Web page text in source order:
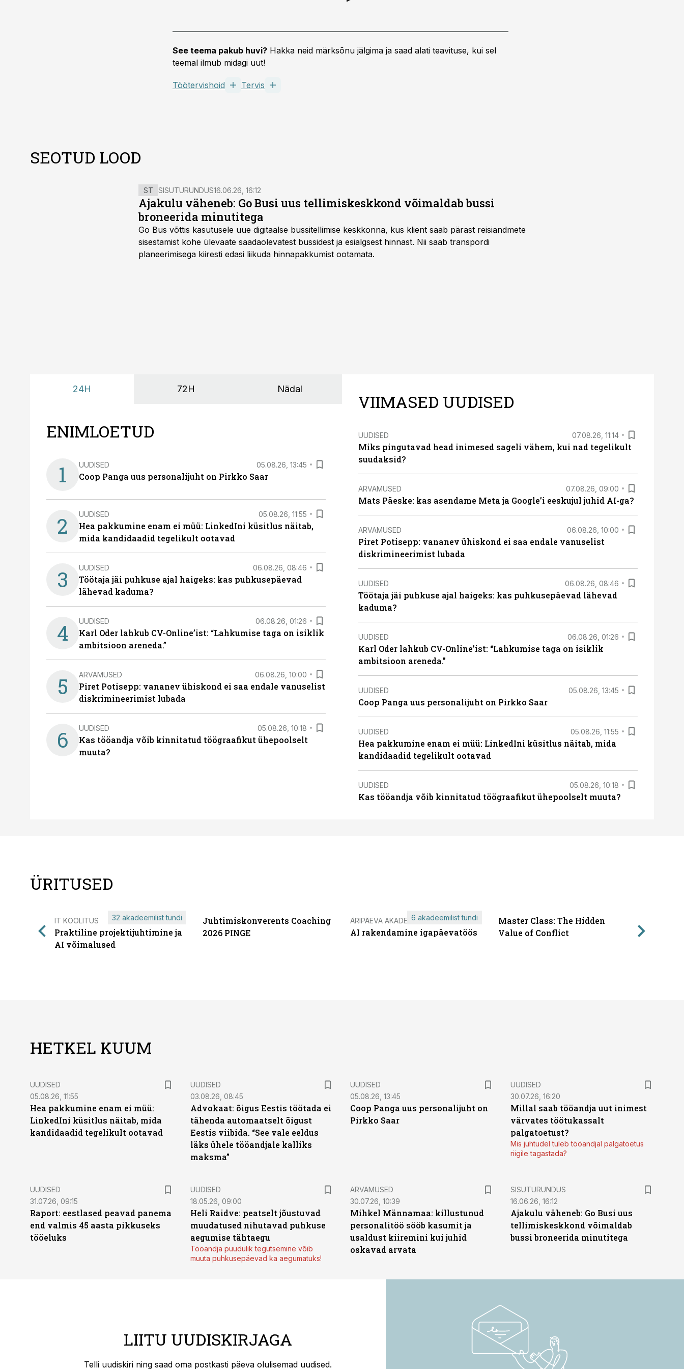
See teema pakub huvi? Hakka neid märksõnu jälgima ja saad alati teavituse, kui sel
teemal ilmub midagi uut!
Töötervishoid Tervis
SEOTUD LOOD
ST SISUTURUNDUS16.06.26, 16:12
Ajakulu väheneb: Go Busi uus tellimiskeskkond võimaldab bussi
broneerida minutitega
Go Bus võttis kasutusele uue digitaalse bussitellimise keskkonna, kus klient saab pärast reisiandmete
sisestamist kohe ülevaate saadaolevatest bussidest ja esialgsest hinnast. Nii saab transpordi
planeerimisega kiiresti edasi liikuda hinnapakkumist ootamata.
24H 72H Nädal
ENIMLOETUD
1 UUDISED 05.08.26, 13:45
Coop Panga uus personalijuht on Pirkko Saar
2 UUDISED 05.08.26, 11:55
Hea pakkumine enam ei müü: LinkedIni küsitlus näitab,
mida kandidaadid tegelikult ootavad
3 UUDISED 06.08.26, 08:46
Töötaja jäi puhkuse ajal haigeks: kas puhkusepäevad
lähevad kaduma?
4 UUDISED 06.08.26, 01:26
Karl Oder lahkub CV-Online’ist: “Lahkumise taga on isiklik
ambitsioon areneda.”
5 ARVAMUSED 06.08.26, 10:00
Piret Potisepp: vananev ühiskond ei saa endale vanuselist
diskrimineerimist lubada
6 UUDISED 05.08.26, 10:18
Kas tööandja võib kinnitatud töögraafikut ühepoolselt
muuta?
VIIMASED UUDISED
UUDISED 07.08.26, 11:14
Miks pingutavad head inimesed sageli vähem, kui nad tegelikult
suudaksid?
ARVAMUSED 07.08.26, 09:00
Mats Päeske: kas asendame Meta ja Google’i eeskujul juhid AI-ga?
ARVAMUSED 06.08.26, 10:00
Piret Potisepp: vananev ühiskond ei saa endale vanuselist
diskrimineerimist lubada
UUDISED 06.08.26, 08:46
Töötaja jäi puhkuse ajal haigeks: kas puhkusepäevad lähevad
kaduma?
UUDISED 06.08.26, 01:26
Karl Oder lahkub CV-Online’ist: “Lahkumise taga on isiklik
ambitsioon areneda.”
UUDISED 05.08.26, 13:45
Coop Panga uus personalijuht on Pirkko Saar
UUDISED 05.08.26, 11:55
Hea pakkumine enam ei müü: LinkedIni küsitlus näitab, mida
kandidaadid tegelikult ootavad
UUDISED 05.08.26, 10:18
Kas tööandja võib kinnitatud töögraafikut ühepoolselt muuta?
ÜRITUSED
IT KOOLITUS
Praktiline projektijuhtimine ja
AI võimalused
32 akadeemilist tundi
Juhtimiskonverents Coaching
2026 PINGE
ÄRIPÄEVA AKADEEMIA
AI rakendamine igapäevatöös
6 akadeemilist tundi
Master Class: The Hidden
Value of Conflict
HETKEL KUUM
UUDISED
05.08.26, 11:55
Hea pakkumine enam ei müü:
LinkedIni küsitlus näitab, mida
kandidaadid tegelikult ootavad
UUDISED
03.08.26, 08:45
Advokaat: õigus Eestis töötada ei
tähenda automaatselt õigust
Eestis viibida. “See vale eeldus
läks ühele tööandjale kalliks
maksma”
UUDISED
05.08.26, 13:45
Coop Panga uus personalijuht on
Pirkko Saar
UUDISED
30.07.26, 16:20
Millal saab tööandja uut inimest
värvates töötukassalt
palgatoetust?
Mis juhtudel tuleb tööandjal palgatoetus
riigile tagastada?
UUDISED
31.07.26, 09:15
Raport: eestlased peavad panema
end valmis 45 aasta pikkuseks
tööeluks
UUDISED
18.05.26, 09:00
Heli Raidve: peatselt jõustuvad
muudatused nihutavad puhkuse
aegumise tähtaegu
Tööandja puudulik tegutsemine võib
muuta puhkusepäevad ka aegumatuks!
ARVAMUSED
30.07.26, 10:39
Mihkel Männamaa: killustunud
personalitöö sööb kasumit ja
usaldust kiiremini kui juhid
oskavad arvata
ST
SISUTURUNDUS
16.06.26, 16:12
Ajakulu väheneb: Go Busi uus
tellimiskeskkond võimaldab
bussi broneerida minutitega
LIITU UUDISKIRJAGA
Telli uudiskiri ning saad oma postkasti päeva olulisemad uudised.